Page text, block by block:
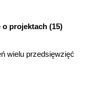
o projektach (15)
wielu przedsięwzięć